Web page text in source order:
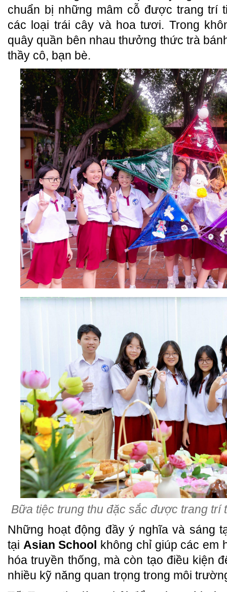
chuẩn bị những mâm cỗ được trang trí
các loại trái cây và hoa tươi. Trong
quây quần bên nhau thưởng thức trà
thầy cô, bạn bè.
Bữa tiệc trung thu đặc sắc được trang trí
Những hoạt động đầy ý nghĩa và sáng
tại Asian School
không chỉ giúp các em
hóa truyền thống, mà còn tạo điều kiện
nhiều kỹ năng quan trọng trong môi